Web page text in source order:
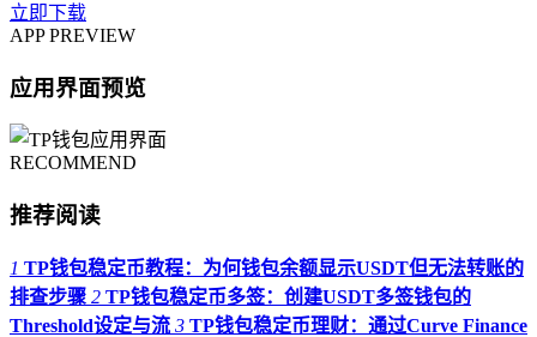
立即下载
APP PREVIEW
应用界面预览
RECOMMEND
推荐阅读
1 TP钱包稳定币教程：为何钱包余额显示USDT但无法转账的
排查步骤 2 TP钱包稳定币多签：创建USDT多签钱包的
Threshold设定与流 3 TP钱包稳定币理财：通过Curve Finance